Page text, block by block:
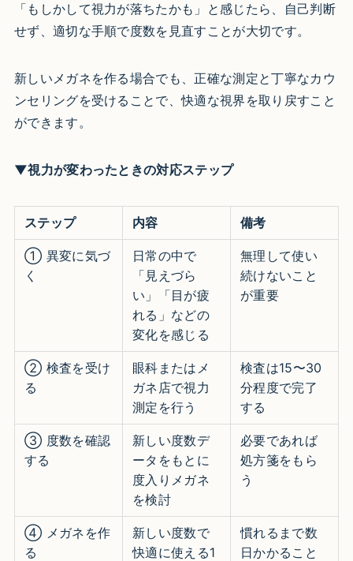
「もしかして視力が落ちたかも」と感じたら、自己判断
せず、適切な手順で度数を見直すことが大切です。
新しいメガネを作る場合でも、正確な測定と丁寧なカウ
ンセリングを受けることで、快適な視界を取り戻すこと
ができます。
▼視力が変わったときの対応ステップ
ステップ 内容 備考
① 異変に気づ
く
日常の中で
「見えづら
い」「目が疲
れる」などの
変化を感じる
無理して使い
続けないこと
が重要
② 検査を受け
る
眼科またはメ
ガネ店で視力
測定を行う
検査は15〜30
分程度で完了
する
③ 度数を確認
する
新しい度数デ
ータをもとに
度入りメガネ
を検討
必要であれば
処方箋をもら
う
④ メガネを作
る
新しい度数で
快適に使える1
慣れるまで数
日かかること